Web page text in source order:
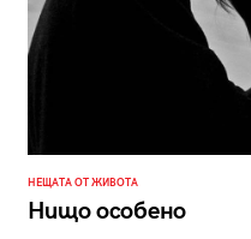
НЕЩАТА ОТ ЖИВОТА
Нищо особено